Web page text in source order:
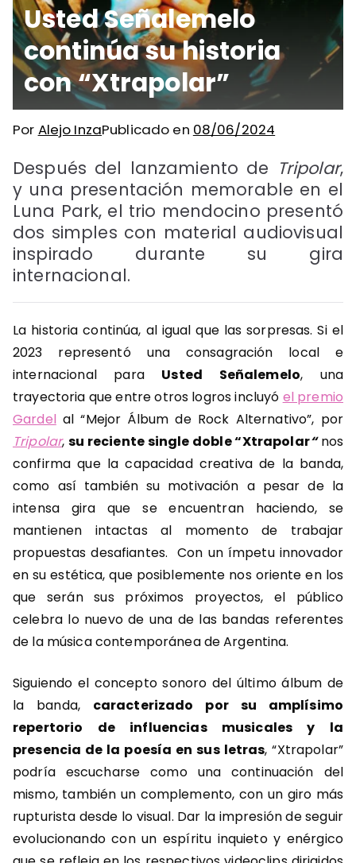
Usted Señalemelo
continúa su historia
con “Xtrapolar”
Por Alejo InzaPublicado en 08/06/2024
Después del lanzamiento de Tripolar,
y una presentación memorable en el
Luna Park, el trio mendocino presentó
dos simples con material audiovisual
inspirado durante su gira
internacional.
La historia continúa, al igual que las sorpresas. Si el
2023 representó una consagración local e
internacional para Usted Señalemelo, una
trayectoria que entre otros logros incluyó el premio
Gardelal “Mejor Álbum de Rock Alternativo”, por
Tripolar, su reciente single doble “Xtrapolar“nos
confirma que la capacidad creativa de la banda,
como así también su motivación a pesar de la
intensa gira que se encuentran haciendo, se
mantienen intactas al momento de trabajar
propuestas desafiantes. Con un ímpetu innovador
en su estética, que posiblemente nos oriente en los
que serán sus próximos proyectos, el público
celebra lo nuevo de una de las bandas referentes
de la música contemporánea de Argentina.
Siguiendo el concepto sonoro del último álbum de
la banda, caracterizado por su amplísimo
repertorio de influencias musicales y la
presencia de la poesía en sus letras, “Xtrapolar”
podría escucharse como una continuación del
mismo, también un complemento, con un giro más
rupturista desde lo visual. Dar la impresión de seguir
evolucionando con un espíritu inquieto y enérgico